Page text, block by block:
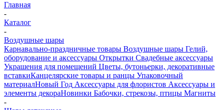
Главная
-
Каталог
-
Воздушные шары
Карнавально-праздничные товары Воздушные шары Гелий,
оборудование и аксессуары Открытки Свадебные аксессуары
Украшения для помещений Цветы, бутоньерки, декоративные
вставкиКанцелярские товары и ранцы Упаковочный
материалНовый Год Аксессуары для флористов Аксессуары и
элементы декораНовинки Бабочки, стрекозы, птицы Магниты
-